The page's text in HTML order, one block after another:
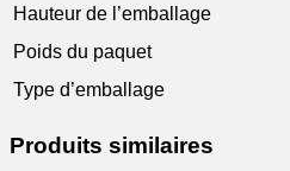
Hauteur de l’emballage
Poids du paquet
Type d’emballage
Produits similaires